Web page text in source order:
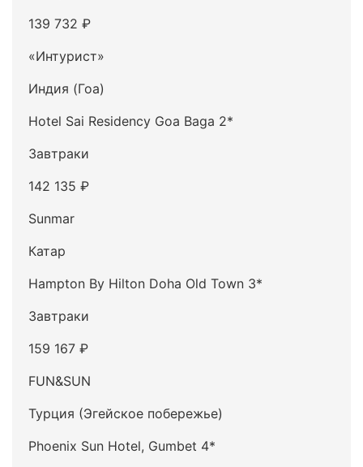
139 732 ₽
«Интурист»
Индия (Гоа)
Hotel Sai Residency Goa Baga 2*
Завтраки
142 135 ₽
Sunmar
Катар
Hampton By Hilton Doha Old Town 3*
Завтраки
159 167 ₽
FUN&SUN
Турция (Эгейское побережье)
Phoenix Sun Hotel, Gumbet 4*